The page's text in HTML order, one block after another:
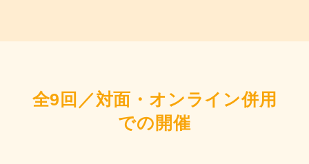
全9回／対面・オンライン併用
での開催